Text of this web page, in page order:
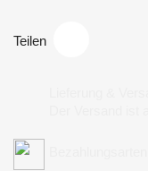
Teilen